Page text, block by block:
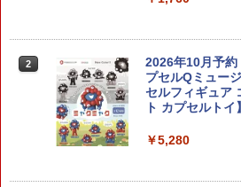
ヴィウェポンユ
ソード ケイオス
デル)
2
2026年10月予約
プセルQミュー
セルフィギュア
ト カプセルトイ】
￥5,280